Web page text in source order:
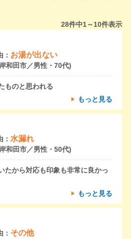
28件中1～10件表示
： お湯が出ない
和田市／男性・70代)
ものと思われる
もっと見る
： 水漏れ
和田市／男性・50代)
たから対応も印象も非常に良かっ
もっと見る
： その他